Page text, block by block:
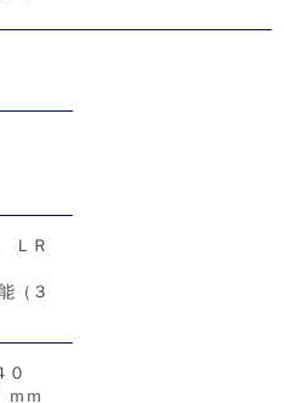
ＬＲ
（３
０
ｍｍ